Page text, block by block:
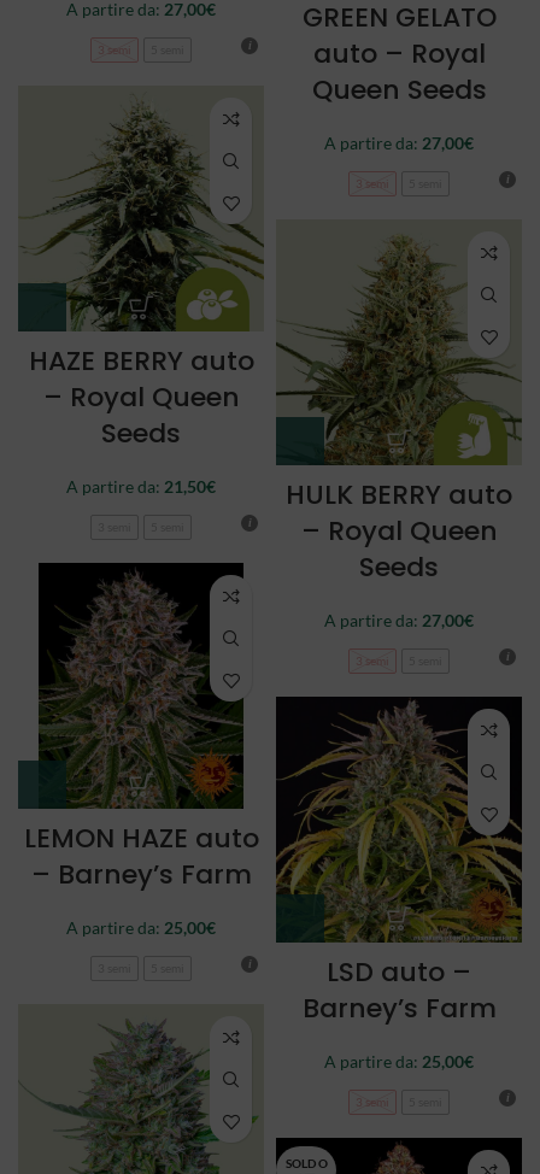
A partire da: 27,00€
3 semi
GREEN GELATO
auto – Royal
Queen Seeds
A partire da: 27,00€
3 semi
HAZE BERRY auto
– Royal Queen
Seeds
A partire da: 21,50€
HULK BERRY auto
– Royal Queen
Seeds
A partire da: 27,00€
3 semi
LEMON HAZE auto
– Barney’s Farm
A partire da: 25,00€
LSD auto –
Barney’s Farm
A partire da: 25,00€
3 semi
SOLD O